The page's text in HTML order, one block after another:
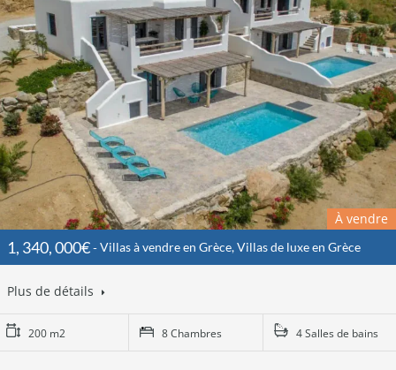
À vendre
1, 340, 000€ Villas à vendre en Grèce, Villas de luxe en Grèce
Plus de détails
200 m2 8 Chambres 4 Salles de bains